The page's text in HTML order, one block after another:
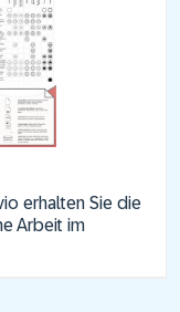
erhalten Sie die
Arbeit im